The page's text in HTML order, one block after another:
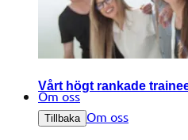
Vårt högt rankade
Om oss
Tillbaka Om oss